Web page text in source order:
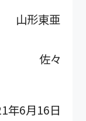
形東亜
長 佐々
16日